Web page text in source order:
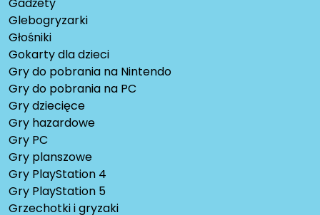
Gadżety
Glebogryzarki
Głośniki
Gokarty dla dzieci
Gry do pobrania na Nintendo
Gry do pobrania na PC
Gry dziecięce
Gry hazardowe
Gry PC
Gry planszowe
Gry PlayStation 4
Gry PlayStation 5
Grzechotki i gryzaki